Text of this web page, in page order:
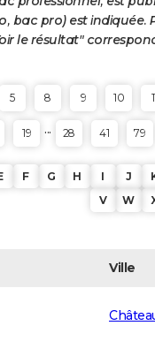
bac pro) est
le résultat"
5 8 9 10
19 ... 28 41 79
F G H I J
V
W
Ville